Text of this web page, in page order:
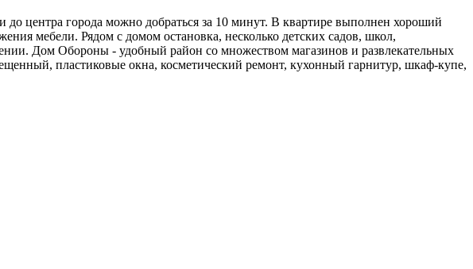
центра города можно добраться за 10 минут. В квартире выполнен хороший
мебели. Рядом с домом остановка, несколько детских садов, школ,
Дом Обороны - удобный район со множеством магазинов и развлекательных
пластиковые окна, косметический ремонт, кухонный гарнитур, шкаф-купе,